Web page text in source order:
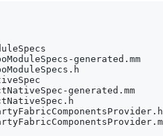
generated.mm
generated.mm